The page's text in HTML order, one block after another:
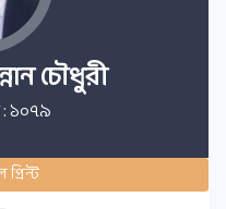
চৌধুরী
১০৭৯